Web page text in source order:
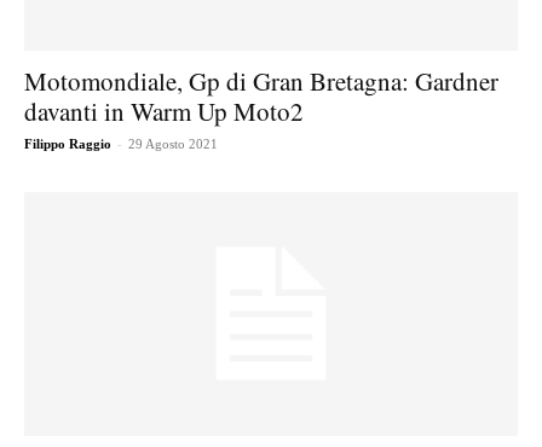
Motomondiale, Gp di Gran Bretagna: Gardner
davanti in Warm Up Moto2
Filippo Raggio - 29 Agosto 2021